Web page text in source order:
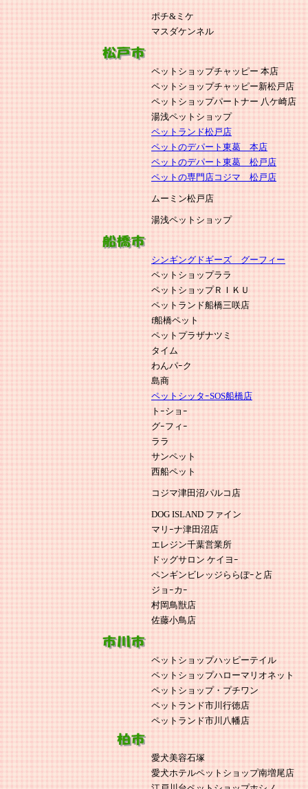
ポチ&ミケ
マスダケンネル
ペットショップチャッピー 本店
ペットショップチャッピー新松戸店
ペットショップパートナー 八ケ崎店
湯浅ペットショップ
ペットランド松戸店
ペットのデパート東葛 本店
ペットのデパート東葛 松戸店
ペットの専門店コジマ 松戸店
ムーミン松戸店
湯浅ペットショップ
シンギングドギーズ グーフィー
ペットショップララ
ペットショップＲＩＫＵ
ペットランド船橋三咲店
f船橋ペット
ペットプラザナツミ
タイム
わんパｰク
島商
ペットシッタｰSOS船橋店
トｰショｰ
グｰフィｰ
ララ
サンペット
西船ペット
コジマ津田沼パルコ店
DOG ISLAND ファイン
マリｰナ津田沼店
エレジン千葉営業所
ドッグサロン ケイヨｰ
ペンギンビレッジららぽｰと店
ジョｰカｰ
村岡鳥獣店
佐藤小鳥店
ペットショップハッピーテイル
ペットショップハローマリオネット
ペットショップ・プチワン
ペットランド市川行徳店
ペットランド市川八幡店
愛犬美容石塚
愛犬ホテルペットショップ南増尾店